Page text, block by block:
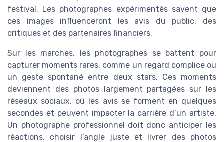
festival. Les photographes expérimentés savent que
ces images influenceront les avis du public, des
critiques et des partenaires financiers.
Sur les marches, les photographes se battent pour
capturer moments rares, comme un regard complice ou
un geste spontané entre deux stars. Ces moments
deviennent des photos largement partagées sur les
réseaux sociaux, où les avis se forment en quelques
secondes et peuvent impacter la carrière d’un artiste.
Un photographe professionnel doit donc anticiper les
réactions, choisir l’angle juste et livrer des photos